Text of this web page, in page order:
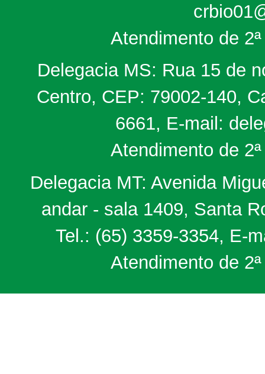
Atendimento de
Delegacia MS: Rua 15 de
Centro, CEP: 79002-140,
6661, E-mail:
Atendimento de
Delegacia MT: Avenida
andar - sala 1409, Santa
Tel.: (65) 3359-3354, E-
Atendimento de